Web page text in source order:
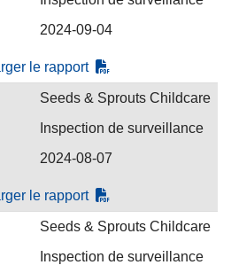
2024-09-04
le rapport
Seeds & Sprouts Childcare
Inspection de surveillance
2024-08-07
le rapport
Seeds & Sprouts Childcare
Inspection de surveillance